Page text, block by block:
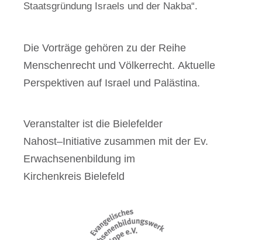
Staatsgründung Israels und der Nakba“.
Die Vorträge gehören zu der Reihe
Menschenrecht und Völkerrecht. Aktuelle
Perspektiven auf Israel und Palästina.
Veranstalter ist die Bielefelder
Nahost–Initiative zusammen mit der Ev.
Erwachsenenbildung im
Kirchenkreis Bielefeld